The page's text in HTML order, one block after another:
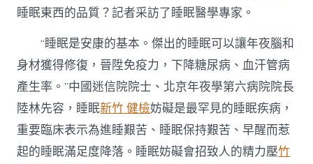
睡眠東西的品質？記者采訪了睡眠醫學專家。
“睡眠是安康的基本。傑出的睡眠可以讓年夜腦和
身材獲得修復，晉陞免疫力，下降糖尿病、血汗管病
產生率。”中國迷信院院士、北京年夜學第六病院院長
陸林先容，睡眠新竹 健檢妨礙是最罕見的睡眠疾病，
重要臨床表示為進睡艱苦、睡眠保持艱苦、早醒而惹
起的睡眠滿足度降落。睡眠妨礙會招致人的精力壓竹